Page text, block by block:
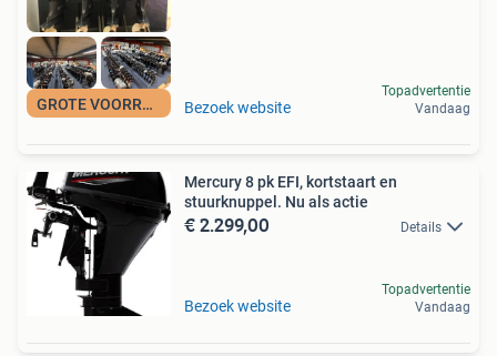
GROTE VOORRAAD Bezoek website
Topadvertentie
Vandaag
Mercury 8 pk EFI, kortstaart en
stuurknuppel. Nu als actie
€ 2.299,00 Details
Bezoek website
Topadvertentie
Vandaag